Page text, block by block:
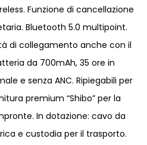
Funzione di cancellazione
Bluetooth 5.0 multipoint.
di collegamento anche con il
da 700mAh, 35 ore in
e senza ANC. Ripiegabili per
premium “Shibo” per la
In dotazione: cavo da
e custodia per il trasporto.